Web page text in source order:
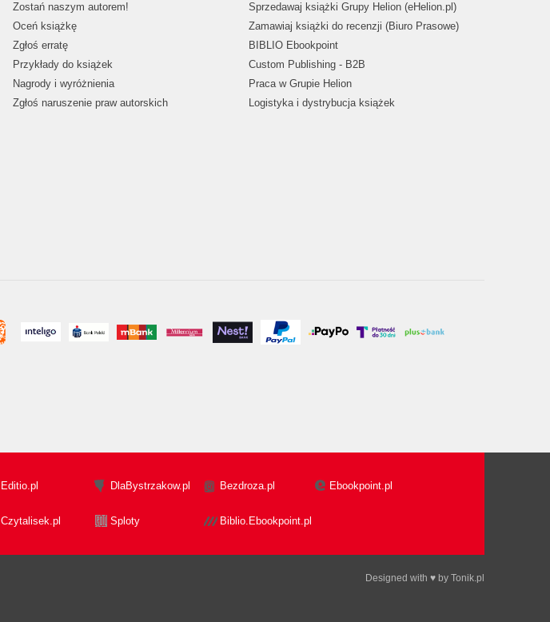
Zostań naszym autorem!
Oceń książkę
Zgłoś erratę
Przykłady do książek
Nagrody i wyróżnienia
Zgłoś naruszenie praw autorskich
Sprzedawaj książki Grupy Helion (eHelion.pl)
Zamawiaj książki do recenzji (Biuro Prasowe)
BIBLIO Ebookpoint
Custom Publishing - B2B
Praca w Grupie Helion
Logistyka i dystrybucja książek
Editio.pl DlaBystrzakow.pl Bezdroza.pl Ebookpoint.pl
Czytalisek.pl Sploty Biblio.Ebookpoint.pl
Designed with ♥ by Tonik.pl